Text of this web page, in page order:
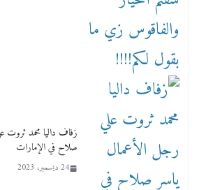
زفاف داليا محمد ثروت
صلاح في الإمارات
24 ديسمبر، 2023